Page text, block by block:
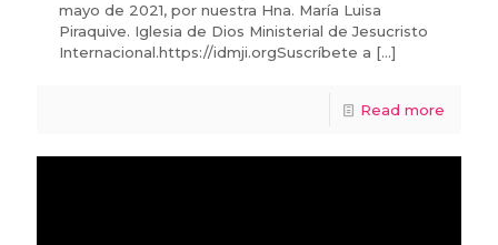
mayo de 2021, por nuestra Hna. María Luisa
Piraquive. Iglesia de Dios Ministerial de Jesucristo
Internacional.https://idmji.orgSuscríbete a […]
Read more